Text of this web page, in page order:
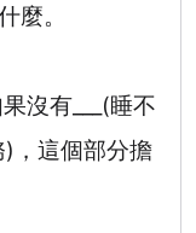
麼。
沒有 ___(睡不
) ，這個部分擔